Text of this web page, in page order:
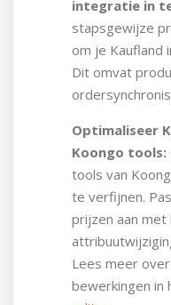
integratie in
stapsgewijze
om je Kaufland
Dit omvat
Optimaliseer
Koongo tools:
tools van
te verfijnen.
prijzen aan met
Lees meer
bewerkingen in